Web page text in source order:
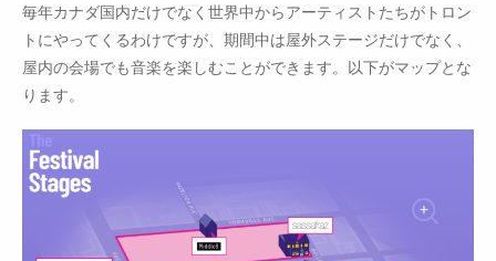
毎年カナダ国内だけでなく世界中からアーティストたちがトロン
トにやってくるわけですが、期間中は屋外ステージだけでなく、
屋内の会場でも音楽を楽しむことができます。以下がマップとな
ります。